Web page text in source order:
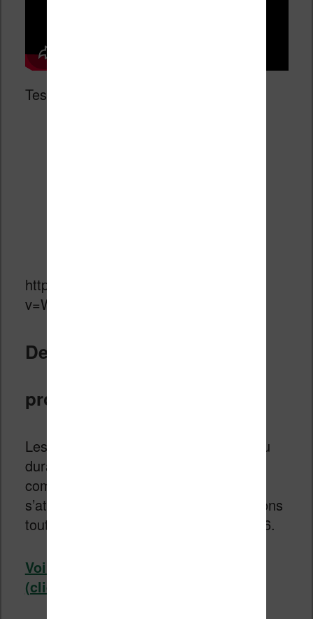
Test de la Kindle Colorsoft :
https://www.youtube.com/watch?
v=W4wg8Kg4I90
Des promotions sur les
produits Amazon
Les réductions n’ont pas seulement lieu
durant le Prime Day. Si Amazon fait
comme l’année précédente, on peut
s’attendre à des réductions et promotions
toute la semaine du Prime Day en 2026.
Voir toutes les promotions Amazon
(cliquez ici)